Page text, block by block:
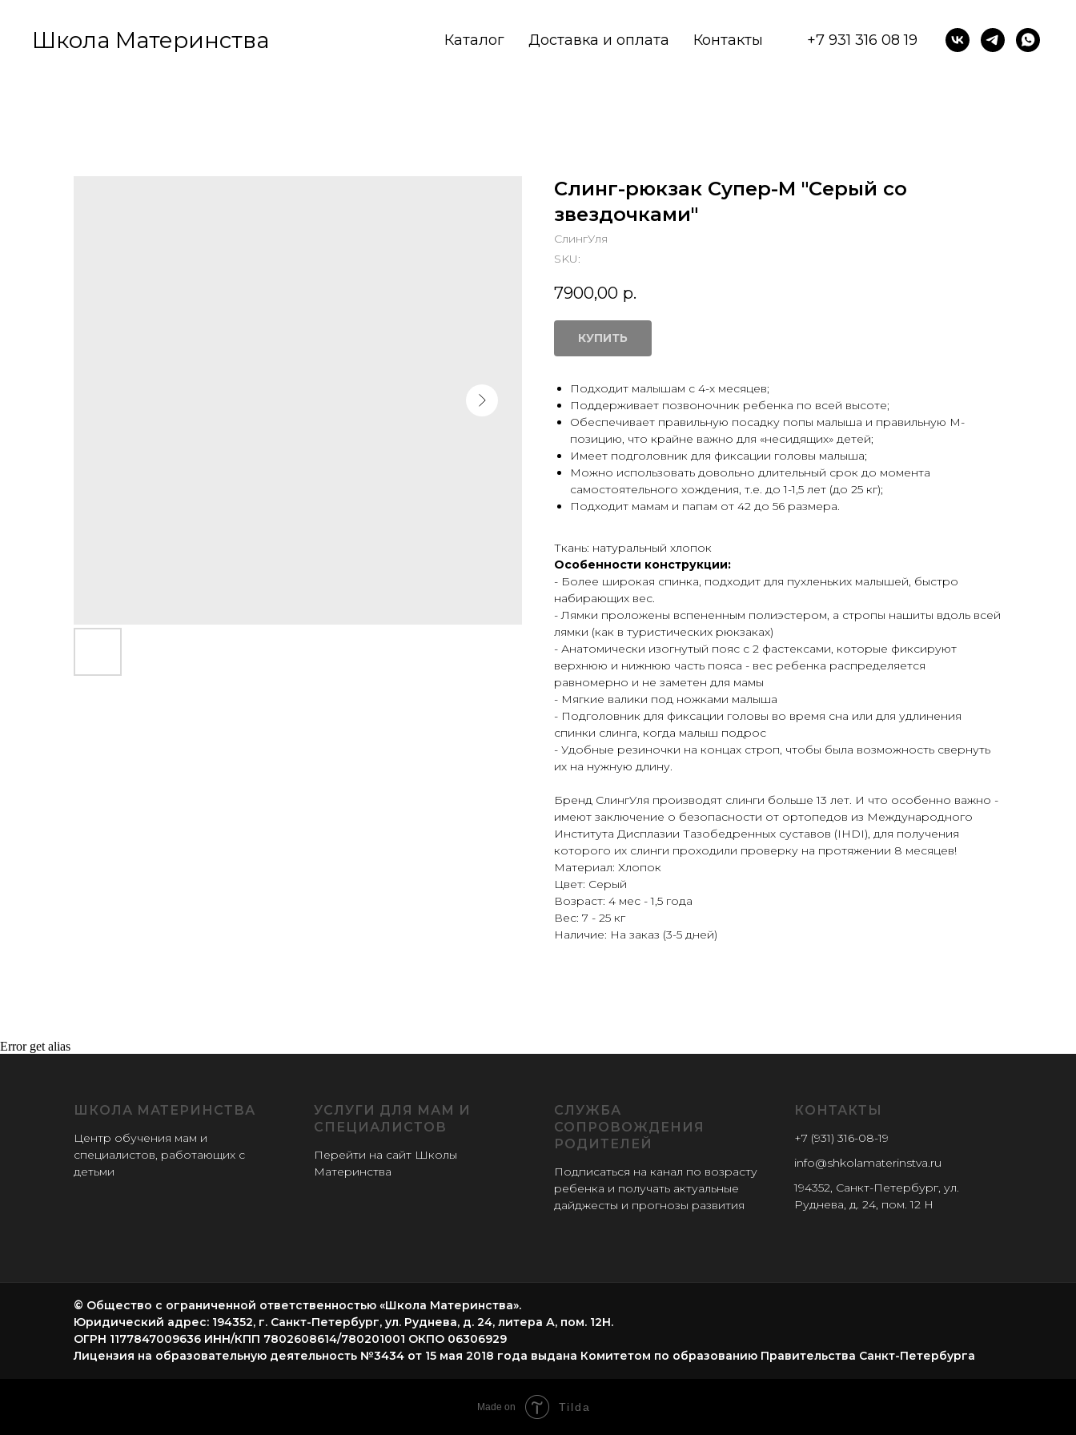
Школа Материнства Каталог Доставка и оплата Контакты +7 931 316 08 19
Слинг-рюкзак Супер-М "Серый со
звездочками"
СлингУля
SKU:
7900,00 р.
КУПИТЬ
Подходит малышам с 4-х месяцев;
Поддерживает позвоночник ребенка по всей высоте;
Обеспечивает правильную посадку попы малыша и правильную М-
позицию, что крайне важно для «несидящих» детей;
Имеет подголовник для фиксации головы малыша;
Можно использовать довольно длительный срок до момента
самостоятельного хождения, т.е. до 1-1,5 лет (до 25 кг);
Подходит мамам и папам от 42 до 56 размера.
Ткань: натуральный хлопок
Особенности конструкции:
- Более широкая спинка, подходит для пухленьких малышей, быстро
набирающих вес.
- Лямки проложены вспененным полиэстером, а стропы нашиты вдоль всей
лямки (как в туристических рюкзаках)
- Анатомически изогнутый пояс с 2 фастексами, которые фиксируют
верхнюю и нижнюю часть пояса - вес ребенка распределяется
равномерно и не заметен для мамы
- Мягкие валики под ножками малыша
- Подголовник для фиксации головы во время сна или для удлинения
спинки слинга, когда малыш подрос
- Удобные резиночки на концах строп, чтобы была возможность свернуть
их на нужную длину.
Бренд СлингУля производят слинги больше 13 лет. И что особенно важно -
имеют заключение о безопасности от ортопедов из Международного
Института Дисплазии Тазобедренных суставов (IHDI), для получения
которого их слинги проходили проверку на протяжении 8 месяцев!
Материал: Хлопок
Цвет: Серый
Возраст: 4 мес - 1,5 года
Вес: 7 - 25 кг
Наличие: На заказ (3-5 дней)
Error get alias
ШКОЛА МАТЕРИНСТВА
Центр обучения мам и
специалистов, работающих с
детьми
УСЛУГИ ДЛЯ МАМ И
СПЕЦИАЛИСТОВ
Перейти на сайт Школы
Материнства
СЛУЖБА
СОПРОВОЖДЕНИЯ
РОДИТЕЛЕЙ
Подписаться на канал по возрасту
ребенка и получать актуальные
дайджесты и прогнозы развития
КОНТАКТЫ
+7 (931) 316-08-19
info@shkolamaterinstva.ru
194352, Санкт-Петербург, ул.
Руднева, д. 24, пом. 12 Н
© Общество с ограниченной ответственностью «Школа Материнства».
Юридический адрес: 194352, г. Санкт-Петербург, ул. Руднева, д. 24, литера А, пом. 12Н.
ОГРН 1177847009636 ИНН/КПП 7802608614/780201001 ОКПО 06306929
Лицензия на образовательную деятельность №3434 от 15 мая 2018 года выдана Комитетом по образованию Правительства Санкт-Петербурга
Made on Tilda